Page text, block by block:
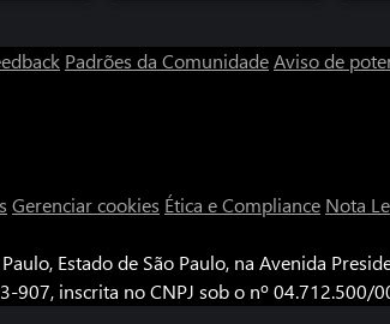
Padrões da ComunidadeAviso de
Gerenciar cookies Ética e Compliance Nota
Estado de São Paulo, na Avenida
907, inscrita no CNPJ sob o nº 04.712.500/